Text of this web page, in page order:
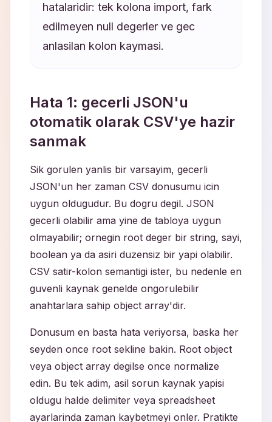
hatalaridir: tek kolona import, fark
edilmeyen null degerler ve gec
anlasilan kolon kaymasi.
Hata 1: gecerli JSON'u
otomatik olarak CSV'ye hazir
sanmak
Sik gorulen yanlis bir varsayim, gecerli
JSON'un her zaman CSV donusumu icin
uygun oldugudur. Bu dogru degil. JSON
gecerli olabilir ama yine de tabloya uygun
olmayabilir; ornegin root deger bir string, sayi,
boolean ya da asiri duzensiz bir yapi olabilir.
CSV satir-kolon semantigi ister, bu nedenle en
guvenli kaynak genelde ongorulebilir
anahtarlara sahip object array'dir.
Donusum en basta hata veriyorsa, baska her
seyden once root sekline bakin. Root object
veya object array degilse once normalize
edin. Bu tek adim, asil sorun kaynak yapisi
oldugu halde delimiter veya spreadsheet
ayarlarinda zaman kaybetmeyi onler. Pratikte